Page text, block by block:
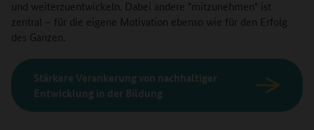
und weiterzuentwickeln. Dabei andere "mitzunehmen" ist
zentral – für die eigene Motivation ebenso wie für den Erfolg
des Ganzen.
Stärkere Verankerung von nachhaltiger
Entwicklung in der Bildung